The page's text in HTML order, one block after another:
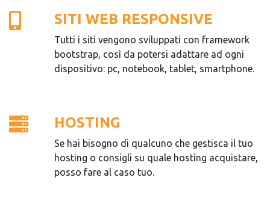
SITI WEB RESPONSIVE
Tutti i siti vengono sviluppati con framework
bootstrap, così da potersi adattare ad ogni
dispositivo: pc, notebook, tablet, smartphone.
HOSTING
Se hai bisogno di qualcuno che gestisca il tuo
hosting o consigli su quale hosting acquistare,
posso fare al caso tuo.